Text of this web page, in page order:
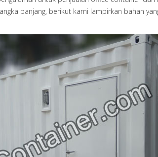
panjang, berikut kami lampirkan bahan